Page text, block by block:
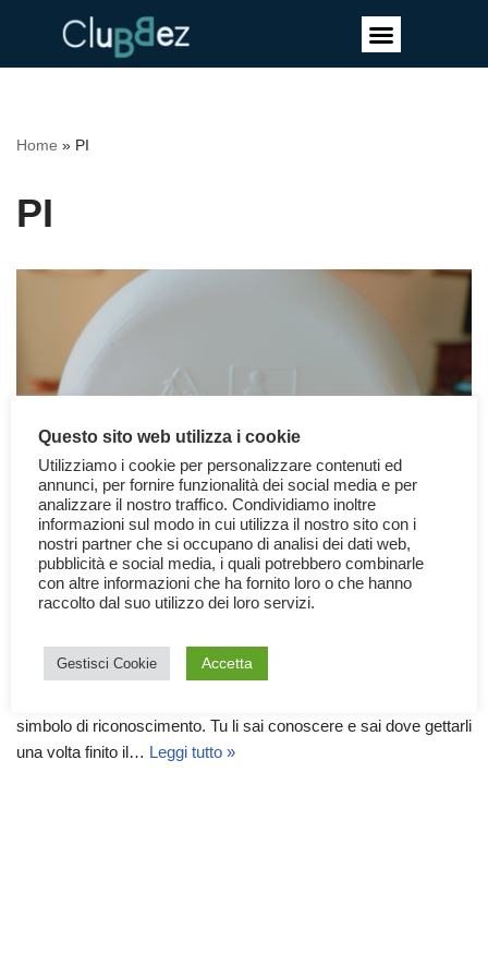
Home » PI
PI
Conoscere la Plastica
1 Febbraio 2023 Documentari
simbolo di riconoscimento. Tu li sai conoscere e sai dove gettarli
una volta finito il… Leggi tutto »
Questo sito web utilizza i cookie
Utilizziamo i cookie per personalizzare contenuti ed
annunci, per fornire funzionalità dei social media e per
analizzare il nostro traffico. Condividiamo inoltre
informazioni sul modo in cui utilizza il nostro sito con i
nostri partner che si occupano di analisi dei dati web,
pubblicità e social media, i quali potrebbero combinarle
con altre informazioni che ha fornito loro o che hanno
raccolto dal suo utilizzo dei loro servizi.
Gestisci Cookie Accetta